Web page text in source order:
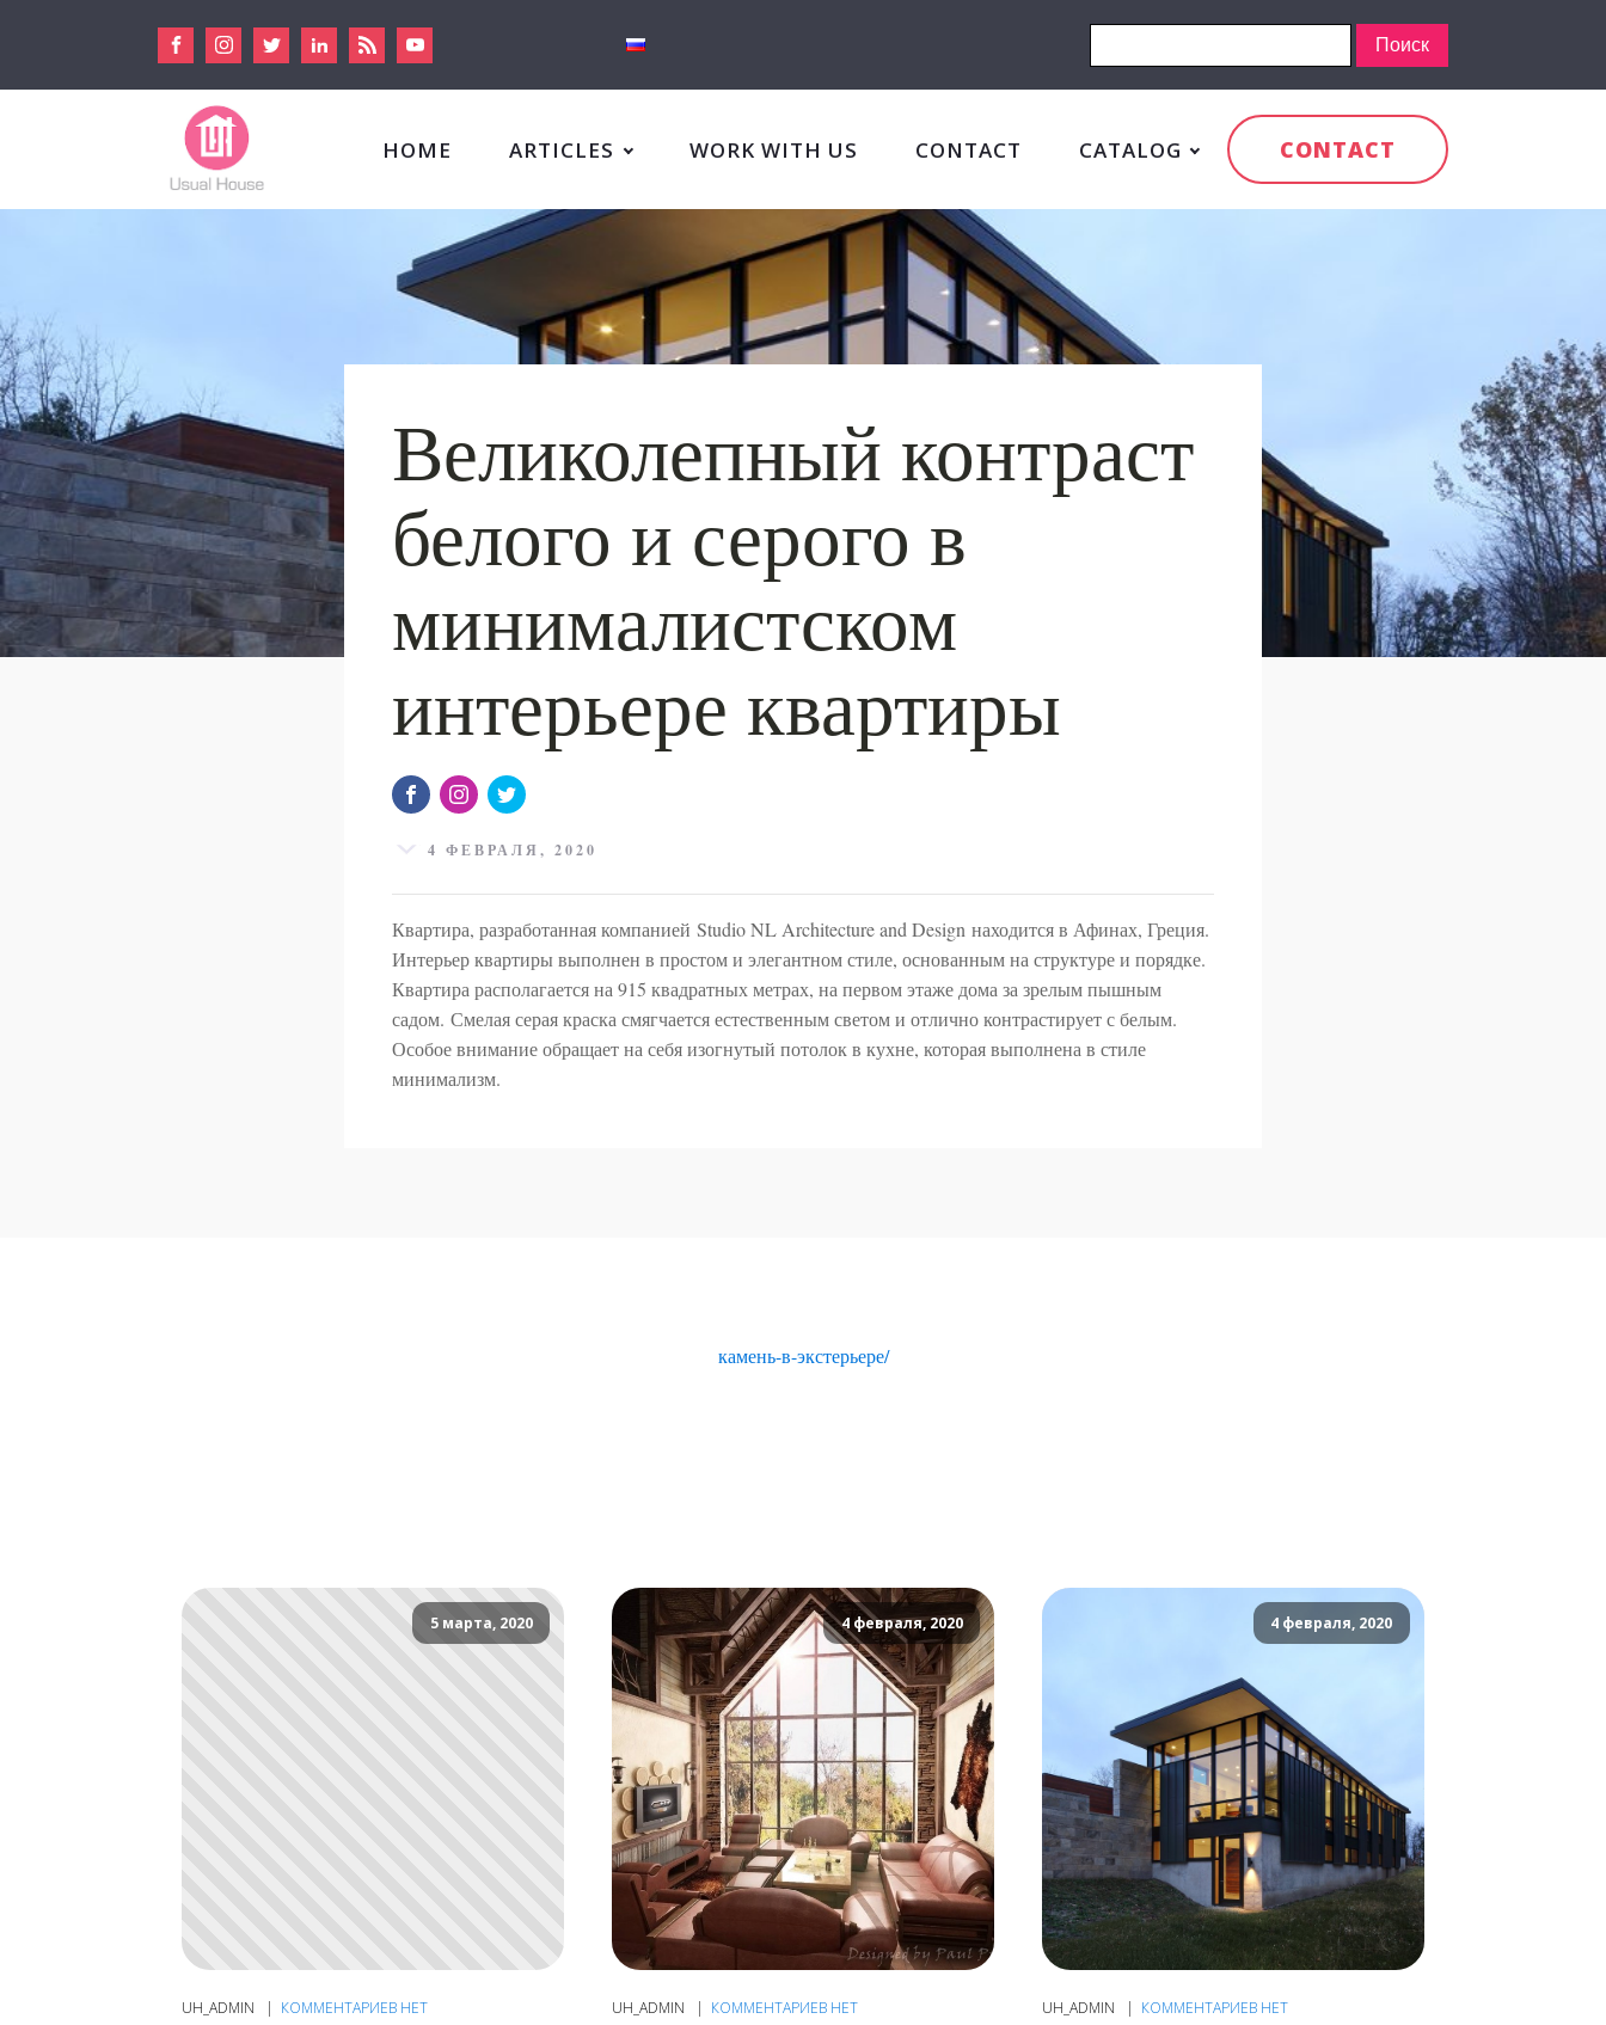
HOME ARTICLES WORK WITH US CONTACT CATALOG CONTACT
Великолепный контраст
белого и серого в
минималистском
интерьере квартиры
4 ФЕВРАЛЯ, 2020
Квартира, разработанная компанией Studio NL Architecture and Design находится в Афинах, Греция.
Интерьер квартиры выполнен в простом и элегантном стиле, основанным на структуре и порядке.
Квартира располагается на 915 квадратных метрах, на первом этаже дома за зрелым пышным
садом. Смелая серая краска смягчается естественным светом и отлично контрастирует с белым.
Особое внимание обращает на себя изогнутый потолок в кухне, которая выполнена в стиле
минимализм.
камень-в-экстерьере/
5 марта, 2020
UH_ADMIN КОММЕНТАРИЕВ НЕТ
4 февраля, 2020
UH_ADMIN КОММЕНТАРИЕВ НЕТ
4 февраля, 2020
UH_ADMIN КОММЕНТАРИЕВ НЕТ